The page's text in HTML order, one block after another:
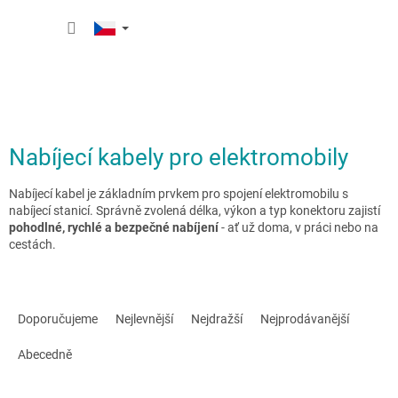
Nabíjecí kabely pro elektromobily
Nabíjecí kabel je základním prvkem pro spojení elektromobilu s
nabíjecí stanicí. Správně zvolená délka, výkon a typ konektoru zajistí
pohodlné, rychlé a bezpečné nabíjení- ať už doma, v práci nebo na
cestách.
Doporučujeme Nejlevnější Nejdražší Nejprodávanější
Abecedně